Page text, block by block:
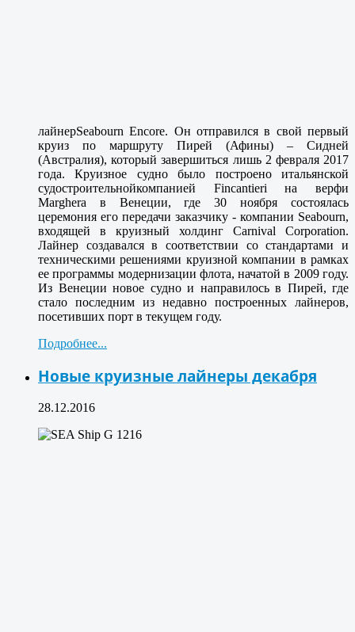
лайнерSeabourn Encore. Он отправился в свой первый
круиз по маршруту Пирей (Афины) – Сидней
(Австралия), который завершиться лишь 2 февраля 2017
года. Круизное судно было построено итальянской
судостроительнойкомпанией Fincantieri на верфи
Marghera в Венеции, где 30 ноября состоялась
церемония его передачи заказчику - компании Seabourn,
входящей в круизный холдинг Carnival Corporation.
Лайнер создавался в соответствии со стандартами и
техническими решениями круизной компании в рамках
ее программы модернизации флота, начатой в 2009 году.
Из Венеции новое судно и направилось в Пирей, где
стало последним из недавно построенных лайнеров,
посетивших порт в текущем году.
Подробнее...
Новые круизные лайнеры декабря
28.12.2016